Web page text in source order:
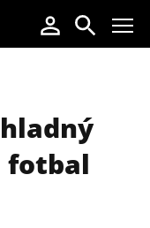
fotbal